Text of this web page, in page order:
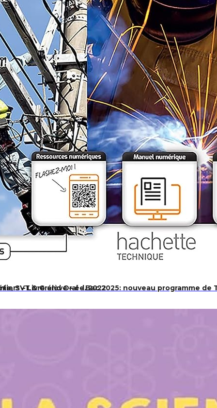
SVT & Grand Oral – Bac 2025: nouveau programme de
– Livre élève – éd. 2022